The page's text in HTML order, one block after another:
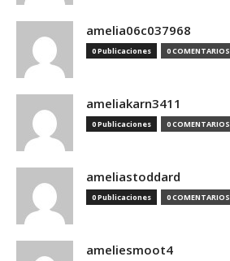
amelia06c037968
0 Publicaciones 0 COMENTARIOS
ameliakarn3411
0 Publicaciones 0 COMENTARIOS
ameliastoddard
0 Publicaciones 0 COMENTARIOS
ameliesmoot4